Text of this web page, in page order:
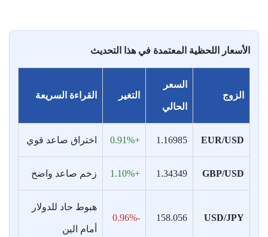
الأسعار اللحظية المعتمدة في هذا التحديث
الزوج
السعر
الحالي
التغير القراءة السريعة
EUR/USD
1.16985
+0.91% اختراق صاعد قوي
GBP/USD
1.34349
+1.10% زخم صاعد واضح
USD/JPY
158.056
-0.96%
هبوط حاد للدولار
أمام الين